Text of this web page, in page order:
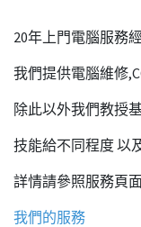
20年上門電腦服務
我們提供電腦維修
除此以外我們教授
技能給不同程度 以
詳情請參照服務頁
我們的服務